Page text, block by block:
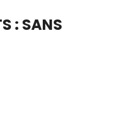
: SANS